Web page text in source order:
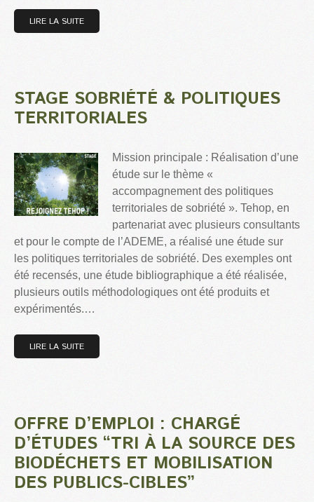
LIRE LA SUITE
STAGE SOBRIÉTÉ & POLITIQUES
TERRITORIALES
Mission principale : Réalisation d’une
étude sur le thème «
accompagnement des politiques
territoriales de sobriété ». Tehop, en
partenariat avec plusieurs consultants
et pour le compte de l’ADEME, a réalisé une étude sur
les politiques territoriales de sobriété. Des exemples ont
été recensés, une étude bibliographique a été réalisée,
plusieurs outils méthodologiques ont été produits et
expérimentés.…
LIRE LA SUITE
OFFRE D’EMPLOI : CHARGÉ
D’ÉTUDES “TRI À LA SOURCE DES
BIODÉCHETS ET MOBILISATION
DES PUBLICS-CIBLES”